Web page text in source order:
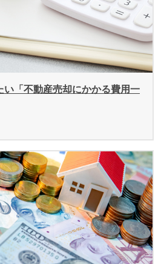
「不動産売却にかかる費用一